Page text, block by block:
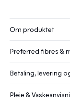
Om produktet
Preferred fibres &
Betaling, levering
Pleie &